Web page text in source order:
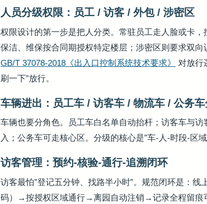
人员分级权限：员工 / 访客 / 外包 / 涉密区
权限设计的第一步是把人分类。常驻员工走人脸或卡
保洁、维保按合同期授权特定楼层；涉密区则要求双
GB/T 37078-2018《出入口控制系统技术要求》
对放行
刷一下”放行。
车辆进出：员工车 / 访客车 / 物流车 / 公务
车辆也要分角色。员工车白名单自动抬杆；访客车与
入；公务车可走核心区。分级的核心是”车-人-时段-区
访客管理：预约-核验-通行-追溯闭环
访客最怕”登记五分钟、找路半小时”。规范闭环是：
码）→按授权区域通行→离园自动注销→记录全程留痕